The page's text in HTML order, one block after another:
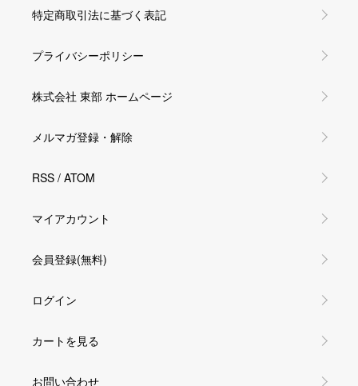
特定商取引法に基づく表記
プライバシーポリシー
株式会社 東部 ホームページ
メルマガ登録・解除
RSS / ATOM
マイアカウント
会員登録(無料)
ログイン
カートを見る
お問い合わせ